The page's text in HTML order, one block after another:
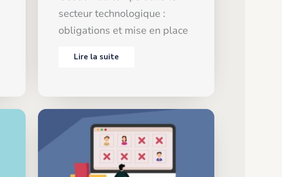
secteur technologique :
obligations et mise en place
Lire la suite